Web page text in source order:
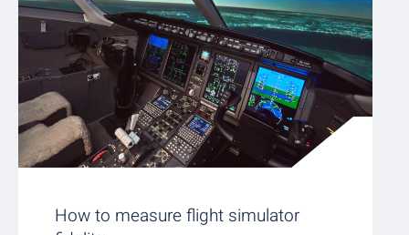
How to measure flight simulator